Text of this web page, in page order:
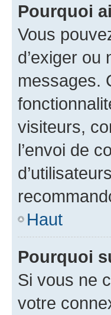
Pourquoi
Vous
d’exiger
messages.
visiteurs,
l’envoi de
Haut
Pourquoi
Si vous ne
votre